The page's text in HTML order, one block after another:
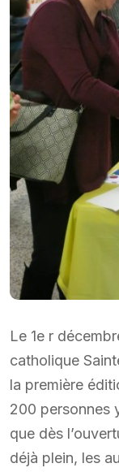
Le 1e r
catholique
la première
200 personnes
que dès
déjà plein, les